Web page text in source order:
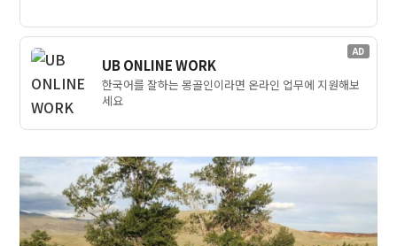
AD
UB ONLINE WORK
한국어를 잘하는 몽골인이라면 온라인 업무에 지원해보
세요